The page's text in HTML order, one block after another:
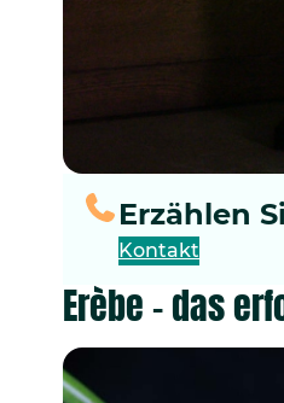
Erzählen
Kontakt
Erèbe – das